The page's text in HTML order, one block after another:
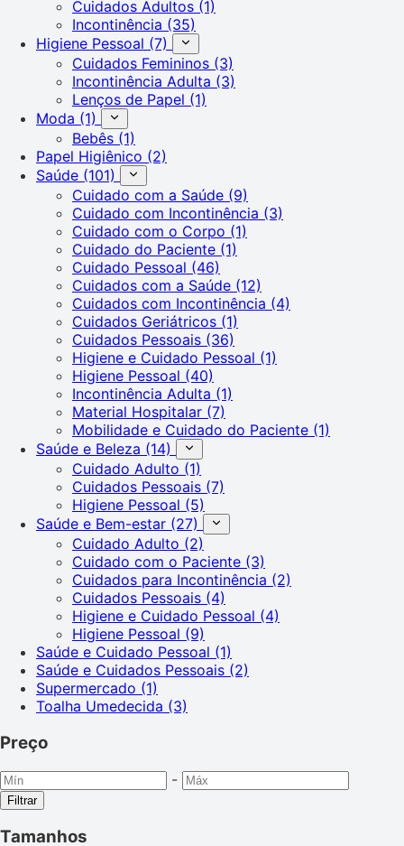
Cuidados Adultos (1)
Incontinência (35)
Higiene Pessoal (7)
Cuidados Femininos (3)
Incontinência Adulta (3)
Lenços de Papel (1)
Moda (1)
Bebês (1)
Papel Higiênico (2)
Saúde (101)
Cuidado com a Saúde (9)
Cuidado com Incontinência (3)
Cuidado com o Corpo (1)
Cuidado do Paciente (1)
Cuidado Pessoal (46)
Cuidados com a Saúde (12)
Cuidados com Incontinência (4)
Cuidados Geriátricos (1)
Cuidados Pessoais (36)
Higiene e Cuidado Pessoal (1)
Higiene Pessoal (40)
Incontinência Adulta (1)
Material Hospitalar (7)
Mobilidade e Cuidado do Paciente (1)
Saúde e Beleza (14)
Cuidado Adulto (1)
Cuidados Pessoais (7)
Higiene Pessoal (5)
Saúde e Bem-estar (27)
Cuidado Adulto (2)
Cuidado com o Paciente (3)
Cuidados para Incontinência (2)
Cuidados Pessoais (4)
Higiene e Cuidado Pessoal (4)
Higiene Pessoal (9)
Saúde e Cuidado Pessoal (1)
Saúde e Cuidados Pessoais (2)
Supermercado (1)
Toalha Umedecida (3)
Preço
-
Filtrar
Tamanhos